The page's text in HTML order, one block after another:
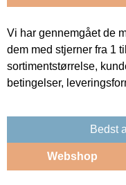
Vi har gennemgået de
dem med stjerner fra 1
sortimentstørrelse,
betingelser,
Bedst
Webshop